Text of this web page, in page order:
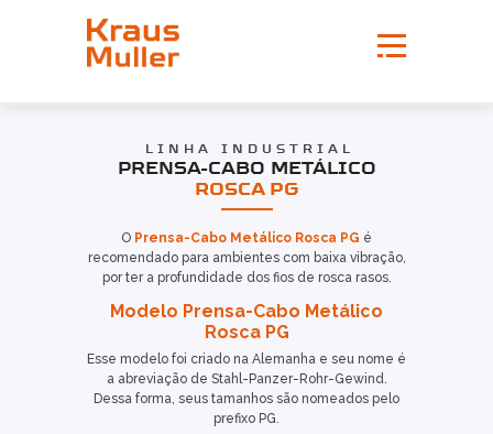
LINHA INDUSTRIAL
PRENSA-CABO METÁLICO
ROSCA PG
O Prensa-Cabo Metálico Rosca PG é
recomendado para ambientes com baixa vibração,
por ter a profundidade dos fios de rosca rasos.
Modelo Prensa-Cabo Metálico
Rosca PG
Esse modelo foi criado na Alemanha e seu nome é
a abreviação de Stahl-Panzer-Rohr-Gewind.
Dessa forma, seus tamanhos são nomeados pelo
prefixo PG.